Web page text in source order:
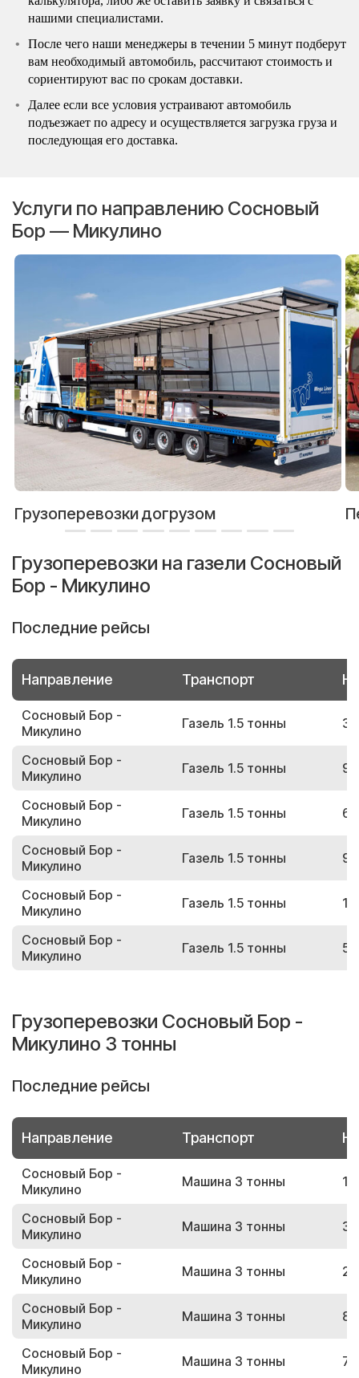
нашими специалистами.
После чего наши менеджеры в течении 5 минут подберут
вам необходимый автомобиль, рассчитают стоимость и
сориентируют вас по срокам доставки.
Далее если все условия устраивают автомобиль
подъезжает по адресу и осуществляется загрузка груза и
последующая его доставка.
Услуги по направлению Сосновый
Бор — Микулино
Грузоперевозки догрузом
Грузоперевозки на газели Сосновый
Бор - Микулино
Последние рейсы
Направление Транспорт
Сосновый Бор -
Микулино
Газель 1.5 тонны
Сосновый Бор -
Микулино
Газель 1.5 тонны
Сосновый Бор -
Микулино
Газель 1.5 тонны
Сосновый Бор -
Микулино
Газель 1.5 тонны
Сосновый Бор -
Микулино
Газель 1.5 тонны
Сосновый Бор -
Микулино
Газель 1.5 тонны
Грузоперевозки Сосновый Бор -
Микулино 3 тонны
Последние рейсы
Направление Транспорт
Сосновый Бор -
Микулино
Машина 3 тонны
Сосновый Бор -
Микулино
Машина 3 тонны
Сосновый Бор -
Микулино
Машина 3 тонны
Сосновый Бор -
Микулино
Машина 3 тонны
Сосновый Бор -
Микулино
Машина 3 тонны